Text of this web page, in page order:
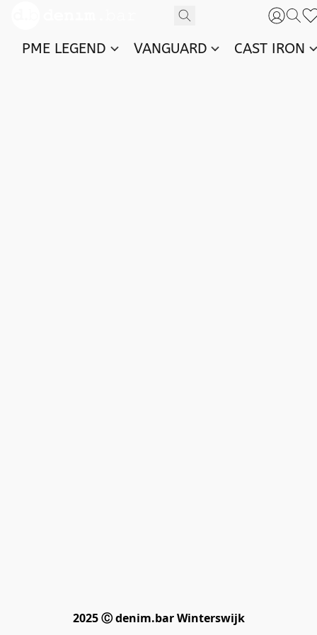
PME LEGEND VANGUARD CAST IRON
2025 Ⓒ denim.bar Winterswijk